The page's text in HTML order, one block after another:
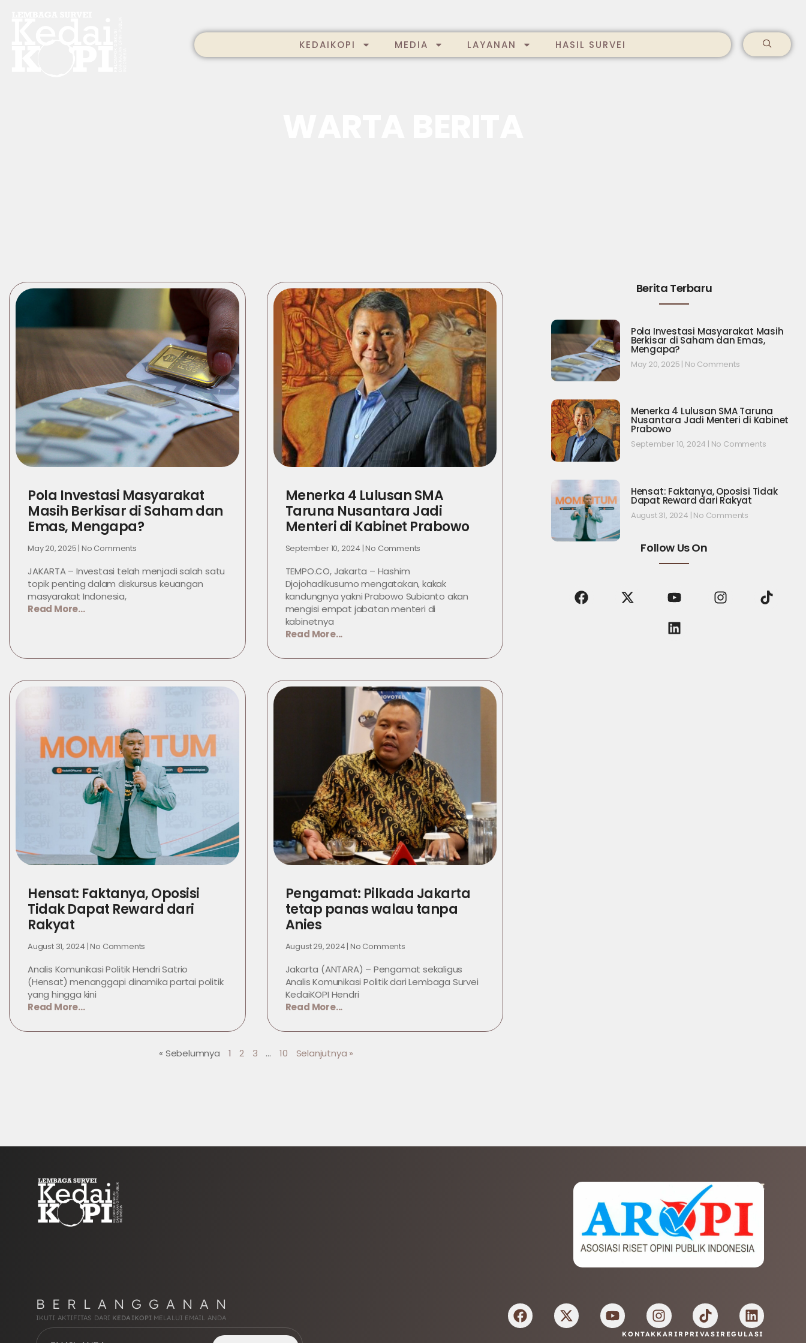
KEDAIKOPI MEDIA LAYANAN HASIL SURVEI
Pola Investasi Masyarakat
Masih Berkisar di Saham dan
Emas, Mengapa?
May 20, 2025 No Comments
JAKARTA – Investasi telah menjadi salah satu
topik penting dalam diskursus keuangan
masyarakat Indonesia,
Read More...
Menerka 4 Lulusan SMA
Taruna Nusantara Jadi
Menteri di Kabinet Prabowo
September 10, 2024 No Comments
TEMPO.CO, Jakarta – Hashim
Djojohadikusumo mengatakan, kakak
kandungnya yakni Prabowo Subianto akan
mengisi empat jabatan menteri di
kabinetnya
Read More...
Hensat: Faktanya, Oposisi
Tidak Dapat Reward dari
Rakyat
August 31, 2024 No Comments
Analis Komunikasi Politik Hendri Satrio
(Hensat) menanggapi dinamika partai politik
yang hingga kini
Read More...
Pengamat: Pilkada Jakarta
tetap panas walau tanpa
Anies
August 29, 2024 No Comments
Jakarta (ANTARA) – Pengamat sekaligus
Analis Komunikasi Politik dari Lembaga Survei
KedaiKOPI Hendri
Read More...
« Sebelumnya 1 2 3 … 10 Selanjutnya »
Berita Terbaru
Pola Investasi Masyarakat Masih
Berkisar di Saham dan Emas,
Mengapa?
May 20, 2025 No Comments
Menerka 4 Lulusan SMA Taruna
Nusantara Jadi Menteri di Kabinet
Prabowo
September 10, 2024 No Comments
Hensat: Faktanya, Oposisi Tidak
Dapat Reward dari Rakyat
August 31, 2024 No Comments
Follow Us On
BERLANGGANAN
IKUTI AKTIFITAS DARI KEDAIKOPI MELALUI EMAIL ANDA
AFILIASI
KONTAK KARIR PRIVASI REGULASI